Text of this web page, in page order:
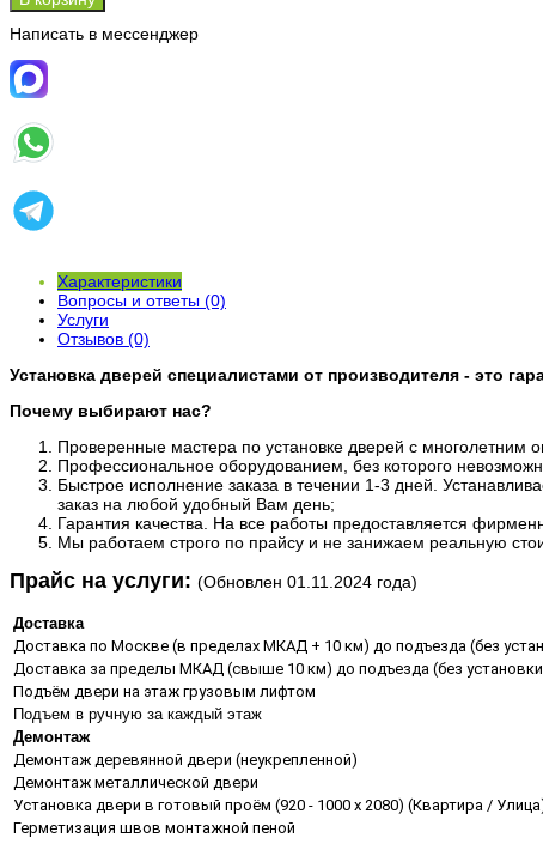
Написать в мессенджер
Характеристики
Вопросы и ответы (0)
Услуги
Отзывов (0)
Установка дверей специалистами от производителя - это
Почему выбирают нас?
Проверенные мастера по установке дверей с многолетним
Профессиональное оборудованием, без которого
Быстрое исполнение заказа в течении 1-3 дней.
заказ на любой удобный Вам день;
Гарантия качества. На все работы предоставляется
Мы работаем строго по прайсу и не занижаем реальную
​Прайс на услуги: (Обновлен 01.11.2024 года)
Доставка
Доставка по Москве (в пределах МКАД + 10 км) до подъезда (без
Доставка за пределы МКАД (свыше 10 км) до подъезда (без
Подъём двери на этаж грузовым лифтом
Подъем в ручную за каждый этаж
Демонтаж
Демонтаж деревянной двери (неукрепленной)
Демонтаж металлической двери
Установка двери в готовый проём (920 - 1000 х 2080) (Квартира /
Герметизация швов монтажной пеной